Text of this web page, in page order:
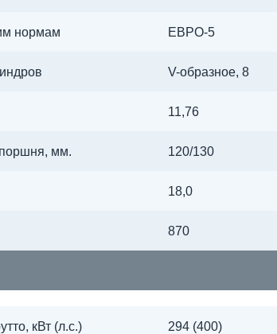
нормам ЕВРО-5
V-образное, 8
11,76
мм. 120/130
18,0
870
кВт (л.с.) 294 (400)